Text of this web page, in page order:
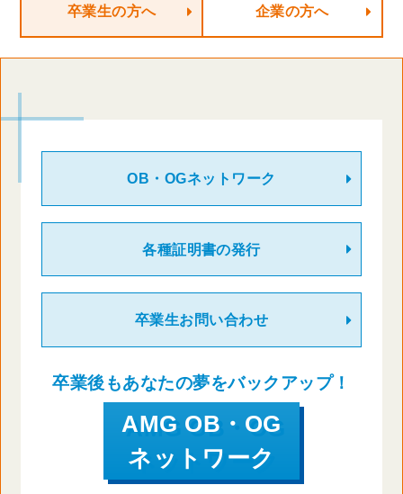
卒業生の方へ 企業の方へ
OB・OGネットワーク
各種証明書の発行
卒業生お問い合わせ
卒業後もあなたの夢をバックアップ！
AMG OB・OG
ネットワーク